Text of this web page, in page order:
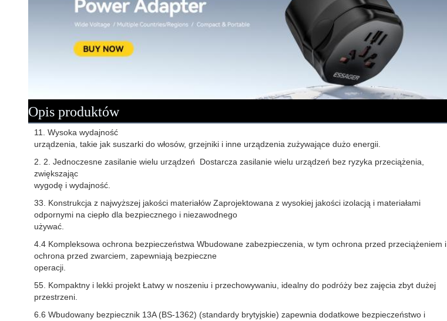
Opis produktów
11. Wysoka wydajność
urządzenia, takie jak suszarki do włosów, grzejniki i inne urządzenia zużywające dużo energii.
2. 2. Jednoczesne zasilanie wielu urządzeń ️ Dostarcza zasilanie wielu urządzeń bez ryzyka przeciążenia,
zwiększając
wygodę i wydajność.
33. Konstrukcja z najwyższej jakości materiałów Zaprojektowana z wysokiej jakości izolacją i materiałami
odpornymi na ciepło dla bezpiecznego i niezawodnego
używać.
4.4 Kompleksowa ochrona bezpieczeństwa Wbudowane zabezpieczenia, w tym ochrona przed przeciążeniem i
ochrona przed zwarciem, zapewniają bezpieczne
operacji.
55. Kompaktny i lekki projekt Łatwy w noszeniu i przechowywaniu, idealny do podróży bez zajęcia zbyt dużej
przestrzeni.
6.6 Wbudowany bezpiecznik 13A (BS-1362) (standardy brytyjskie) zapewnia dodatkowe bezpieczeństwo i